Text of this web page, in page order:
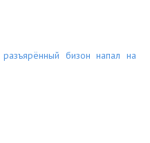
бизон напал на